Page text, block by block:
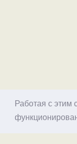
Работая с этим
©